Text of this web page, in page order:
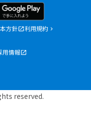
方針
利用規約
用情報
reserved.